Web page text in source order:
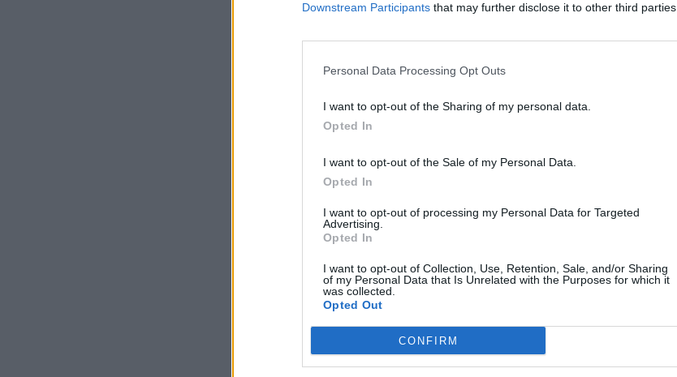
Downstream Participants that may further disclose it to other third parties.
Personal Data Processing Opt Outs
I want to opt-out of the Sharing of my personal data.
Opted In
I want to opt-out of the Sale of my Personal Data.
Opted In
I want to opt-out of processing my Personal Data for Targeted
Advertising.
Opted In
I want to opt-out of Collection, Use, Retention, Sale, and/or Sharing
of my Personal Data that Is Unrelated with the Purposes for which it
was collected.
Opted Out
CONFIRM